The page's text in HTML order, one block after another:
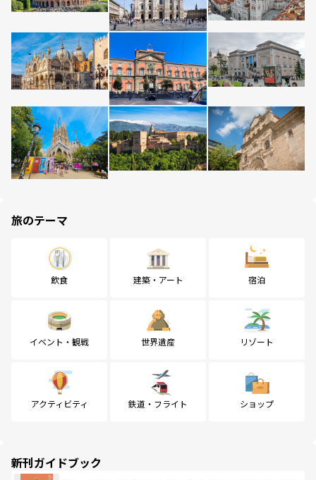
旅のテーマ
飲食 建築・アート 宿泊
イベント・観戦 世界遺産 リゾート
アクティビティ 鉄道・フライト ショップ
新刊ガイドブック